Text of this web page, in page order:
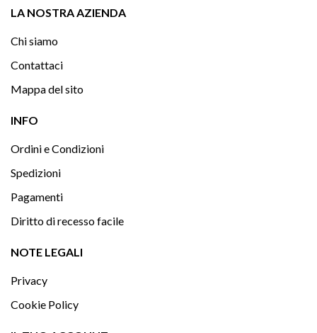
LA NOSTRA AZIENDA
Chi siamo
Contattaci
Mappa del sito
INFO
Ordini e Condizioni
Spedizioni
Pagamenti
Diritto di recesso facile
NOTE LEGALI
Privacy
Cookie Policy